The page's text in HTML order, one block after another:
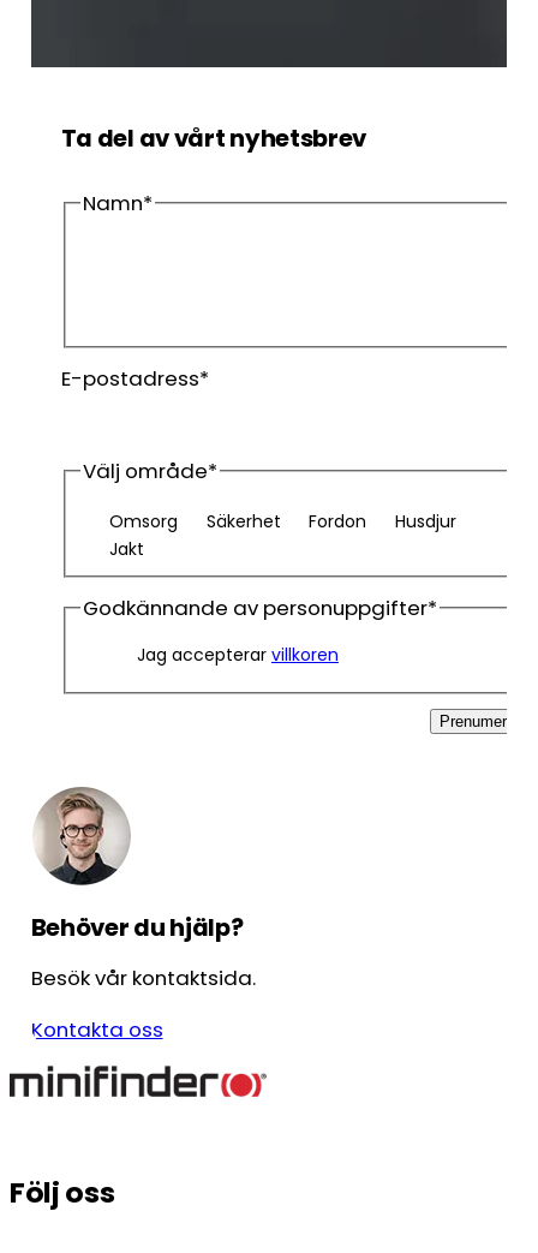
Ta del av vårt nyhetsbrev
Namn*
Efternamn
E-postadress*
Välj område*
Omsorg Säkerhet Fordon
Husdjur
Jakt
Godkännande av personuppgifter*
Jag accepterar villkoren
Prenumerera
Behöver du hjälp?
Besök vår kontaktsida.
Kontakta oss
Följ oss